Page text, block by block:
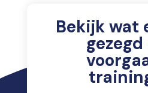
Bekijk wat